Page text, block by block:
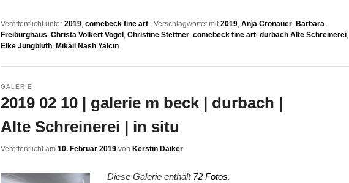
Veröffentlicht unter 2019, comebeck fine art Verschlagwortet mit 2019, Anja Cronauer, Barbara
Freiburghaus, Christa Volkert Vogel , Christine Stettner, comebeck fine art, durbach Alte Schreinerei,
Elke Jungbluth, Mikail Nash Yalcin
2019 02 10 | galerie m beck | durbach |
Alte Schreinerei | in situ
GALERIE
Veröffentlicht am 10. Februar 2019 von Kerstin Daiker
Diese Galerie enthält 72 Fotos.